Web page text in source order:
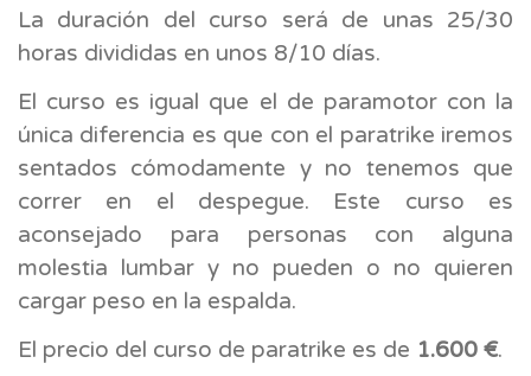
La duración del curso será de unas 25/30
horas divididas en unos 8/10 días.
El curso es igual que el de paramotor con la
única diferencia es que con el paratrike iremos
sentados cómodamente y no tenemos que
correr en el despegue. Este curso es
aconsejado para personas con alguna
molestia lumbar y no pueden o no quieren
cargar peso en la espalda.
El precio del curso de paratrike es de 1.600 €.